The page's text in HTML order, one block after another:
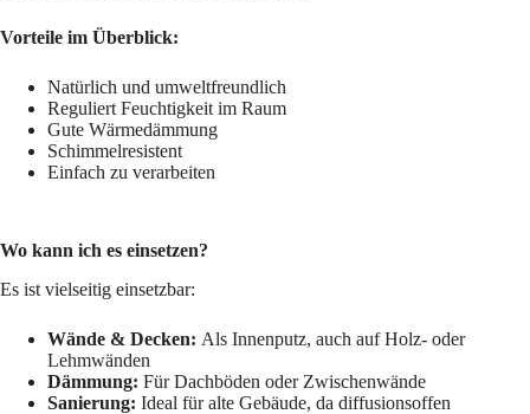
Vorteile im Überblick:
Natürlich und umweltfreundlich
Reguliert Feuchtigkeit im Raum
Gute Wärmedämmung
Schimmelresistent
Einfach zu verarbeiten
Wo kann ich es einsetzen?
Es ist vielseitig einsetzbar:
Wände & Decken: Als Innenputz, auch auf Holz- oder
Lehmwänden
Dämmung: Für Dachböden oder Zwischenwände
Sanierung: Ideal für alte Gebäude, da diffusionsoffen